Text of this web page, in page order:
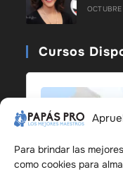
Para brindar las
como cookies para
Cursos